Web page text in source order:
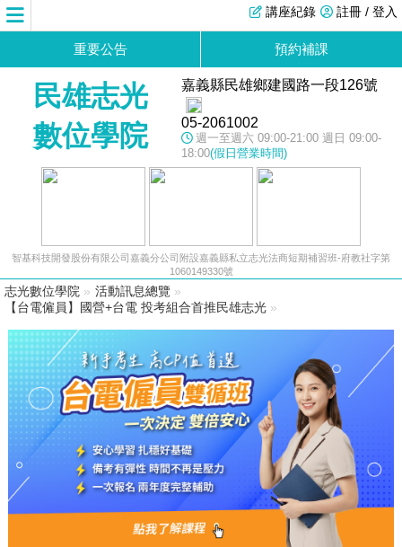
註冊 / 登入
講座紀錄
重要公告 預約補課
民雄志光
數位學院
嘉義縣民雄鄉建國路一段126號
05-2061002
週一至週六 09:00-21:00 週日 09:00-
18:00(假日營業時間)
智基科技開發股份有限公司嘉義分公司附設嘉義縣私立志光法商短期補習班-府教社字第
1060149330號
志光數位學院 » 活動訊息總覽 »
【台電僱員】國營+台電 投考組合首推民雄志光 »